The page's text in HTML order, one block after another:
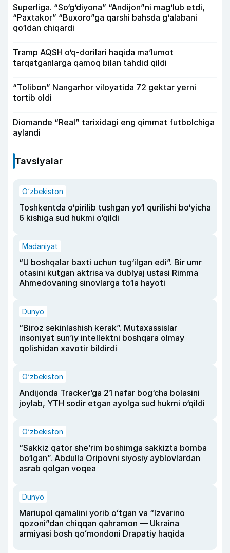
Superliga. “So‘g‘diyona” “Andijon”ni mag‘lub etdi,
“Paxtakor” “Buxoro”ga qarshi bahsda g‘alabani
qo‘ldan chiqardi
Tramp AQSH o‘q-dorilari haqida ma’lumot
tarqatganlarga qamoq bilan tahdid qildi
“Tolibon” Nangarhor viloyatida 72 gektar yerni
tortib oldi
Diomande “Real” tarixidagi eng qimmat futbolchiga
aylandi
Tavsiyalar
O‘zbekiston
Toshkentda o‘pirilib tushgan yo‘l qurilishi bo‘yicha
6 kishiga sud hukmi o‘qildi
Madaniyat
“U boshqalar baxti uchun tug‘ilgan edi”. Bir umr
otasini kutgan aktrisa va dublyaj ustasi Rimma
Ahmedovaning sinovlarga to‘la hayoti
Dunyo
“Biroz sekinlashish kerak”. Mutaxassislar
insoniyat sun’iy intellektni boshqara olmay
qolishidan xavotir bildirdi
O‘zbekiston
Andijonda Tracker’ga 21 nafar bog‘cha bolasini
joylab, YTH sodir etgan ayolga sud hukmi o‘qildi
O‘zbekiston
“Sakkiz qator she’rim boshimga sakkizta bomba
bo‘lgan”. Abdulla Oripovni siyosiy ayblovlardan
asrab qolgan voqea
Dunyo
Mariupol qamalini yorib oʻtgan va “Izvarino
qozoni”dan chiqqan qahramon — Ukraina
armiyasi bosh qoʻmondoni Drapatiy haqida